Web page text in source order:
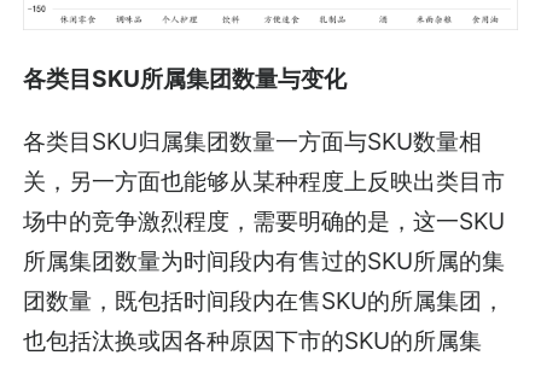
各类目SKU所属集团数量与变化
各类目SKU归属集团数量一方面与SKU数量相
关，另一方面也能够从某种程度上反映出类目市
场中的竞争激烈程度，需要明确的是，这一SKU
所属集团数量为时间段内有售过的SKU所属的集
团数量，既包括时间段内在售SKU的所属集团，
也包括汰换或因各种原因下市的SKU的所属集